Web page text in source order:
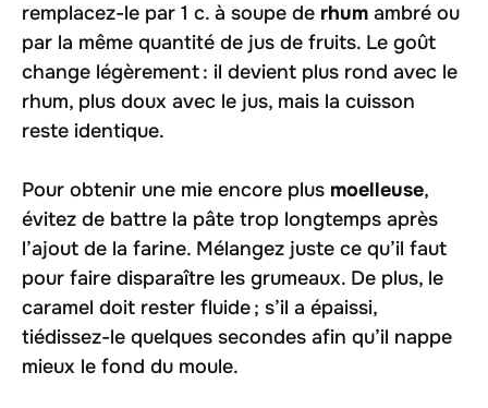
remplacez-le par 1 c. à soupe de rhum ambré ou
par la même quantité de jus de fruits. Le goût
change légèrement : il devient plus rond avec le
rhum, plus doux avec le jus, mais la cuisson
reste identique.
Pour obtenir une mie encore plus moelleuse,
évitez de battre la pâte trop longtemps après
l’ajout de la farine. Mélangez juste ce qu’il faut
pour faire disparaître les grumeaux. De plus, le
caramel doit rester fluide ; s’il a épaissi,
tiédissez-le quelques secondes afin qu’il nappe
mieux le fond du moule.